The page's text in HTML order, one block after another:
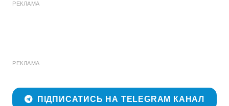
РЕКЛАМА
РЕКЛАМА
ПІДПИСАТИСЬ НА TELEGRAM КАНАЛ